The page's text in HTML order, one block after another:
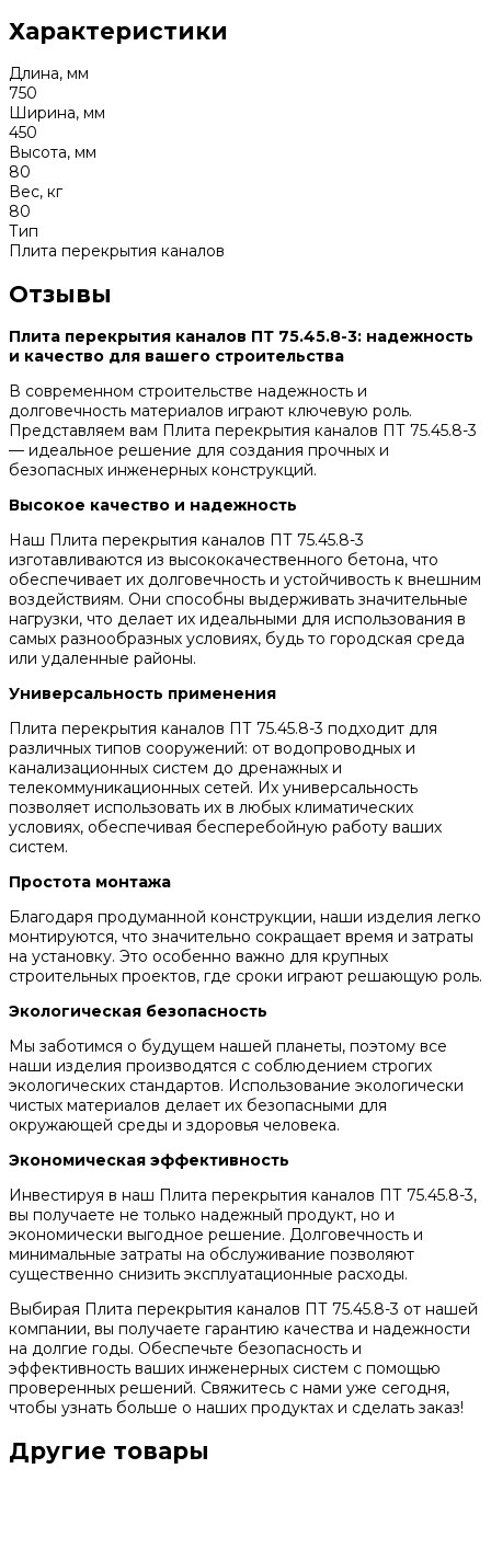
Характеристики
Длина, мм
750
Ширина, мм
450
Высота, мм
80
Вес, кг
80
Тип
Плита перекрытия каналов
Отзывы
Плита перекрытия каналов ПТ 75.45.8-3: надежность
и качество для вашего строительства
В современном строительстве надежность и
долговечность материалов играют ключевую роль.
Представляем вам Плита перекрытия каналов ПТ 75.45.8-3
— идеальное решение для создания прочных и
безопасных инженерных конструкций.
Высокое качество и надежность
Наш Плита перекрытия каналов ПТ 75.45.8-3
изготавливаются из высококачественного бетона, что
обеспечивает их долговечность и устойчивость к внешним
воздействиям. Они способны выдерживать значительные
нагрузки, что делает их идеальными для использования в
самых разнообразных условиях, будь то городская среда
или удаленные районы.
Универсальность применения
Плита перекрытия каналов ПТ 75.45.8-3 подходит для
различных типов сооружений: от водопроводных и
канализационных систем до дренажных и
телекоммуникационных сетей. Их универсальность
позволяет использовать их в любых климатических
условиях, обеспечивая бесперебойную работу ваших
систем.
Простота монтажа
Благодаря продуманной конструкции, наши изделия легко
монтируются, что значительно сокращает время и затраты
на установку. Это особенно важно для крупных
строительных проектов, где сроки играют решающую роль.
Экологическая безопасность
Мы заботимся о будущем нашей планеты, поэтому все
наши изделия производятся с соблюдением строгих
экологических стандартов. Использование экологически
чистых материалов делает их безопасными для
окружающей среды и здоровья человека.
Экономическая эффективность
Инвестируя в наш Плита перекрытия каналов ПТ 75.45.8-3,
вы получаете не только надежный продукт, но и
экономически выгодное решение. Долговечность и
минимальные затраты на обслуживание позволяют
существенно снизить эксплуатационные расходы.
Выбирая Плита перекрытия каналов ПТ 75.45.8-3 от нашей
компании, вы получаете гарантию качества и надежности
на долгие годы. Обеспечьте безопасность и
эффективность ваших инженерных систем с помощью
проверенных решений. Свяжитесь с нами уже сегодня,
чтобы узнать больше о наших продуктах и сделать заказ!
Другие товары